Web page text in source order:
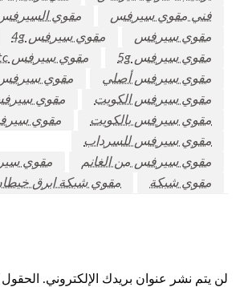
فني مقوي سيرفس
مقوي
مقوي سيرفس
مقوي سيرفس 4g
مقوي سيرفس 5g
مقوي سيرفس stc
مقوي سيرفس أصلي
مقوي سيرفس
مقوي سيرفس الكويت
مقوي
مقوي سيرفس بالكويت
مقوي
مقوي سيرفس للسرداب
مقوي سيرفس من الغانم
مقوي
مقوي شبكة
مقوي شبكة ابرق
لن يتم نشر عنوان بريدك الإلكتروني.
الحقول